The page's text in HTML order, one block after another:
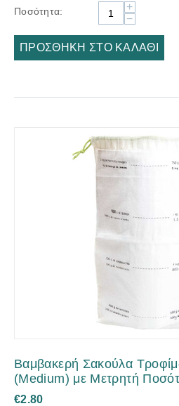
Ποσότητα:
+
−
ΠΡΟΣΘΉΚΗ ΣΤΟ ΚΑΛΆΘΙ
Βαμβακερή Σακούλα
(Medium) με Μετρητή
€2.80